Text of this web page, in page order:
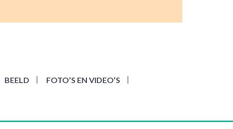
BEELD
FOTO’S EN VIDEO’S